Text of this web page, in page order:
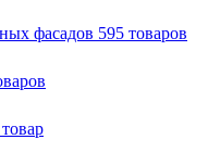
фасадов 595 товаров